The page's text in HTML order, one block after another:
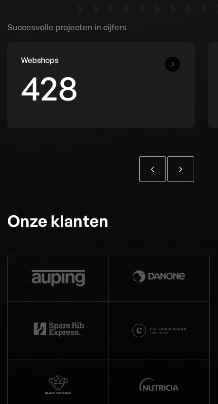
Succesvolle projecten in cijfers
Webshops
428
Onze klanten